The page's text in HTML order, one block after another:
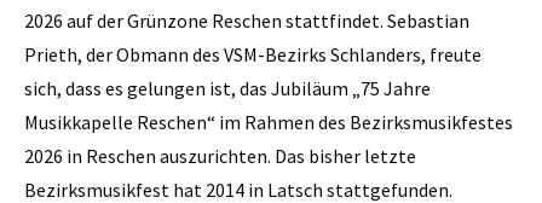
2026 auf der Grünzone Reschen stattfindet. Sebastian
Prieth, der Obmann des VSM-Bezirks Schlanders, freute
sich, dass es gelungen ist, das Jubiläum „75 Jahre
Musikkapelle Reschen“ im Rahmen des Bezirksmusikfestes
2026 in Reschen auszurichten. Das bisher letzte
Bezirksmusikfest hat 2014 in Latsch stattgefunden.